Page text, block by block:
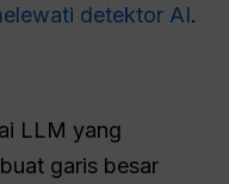
detektor AI.
LLM yang
garis besar